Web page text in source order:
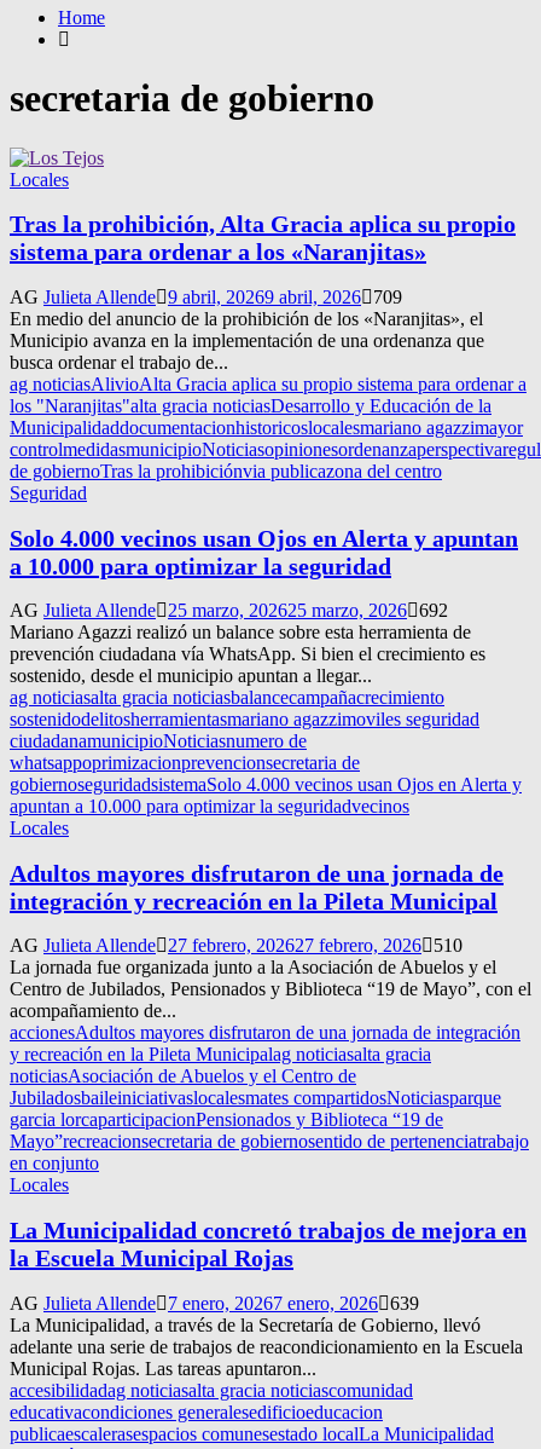
Home
secretaria de gobierno
Locales
Tras la prohibición, Alta Gracia aplica su propio
sistema para ordenar a los «Naranjitas»
AG Julieta Allende 9 abril, 20269 abril, 2026
709
En medio del anuncio de la prohibición de los «Naranjitas», el
Municipio avanza en la implementación de una ordenanza que
busca ordenar el trabajo de...
ag noticiasAlivioAlta Gracia aplica su propio sistema para ordenar a
los "Naranjitas"alta gracia noticiasDesarrollo y Educación de la
Municipalidaddocumentacionhistoricoslocalesmariano agazzimayor
controlmedidasmunicipioNoticiasopinionesordenanzaperspectiva
de gobiernoTras la prohibiciónvia publicazona del centro
Seguridad
Solo 4.000 vecinos usan Ojos en Alerta y apuntan
a 10.000 para optimizar la seguridad
AG Julieta Allende 25 marzo, 202625 marzo, 2026 692
Mariano Agazzi realizó un balance sobre esta herramienta de
prevención ciudadana vía WhatsApp. Si bien el crecimiento es
sostenido, desde el municipio apuntan a llegar...
ag noticiasalta gracia noticiasbalancecampañacrecimiento
sostenidodelitosherramientasmariano agazzimoviles seguridad
ciudadanamunicipioNoticiasnumero de
whatsappoprimizacionprevencionsecretaria de
gobiernoseguridadsistemaSolo 4.000 vecinos usan Ojos en Alerta y
apuntan a 10.000 para optimizar la seguridadvecinos
Locales
Adultos mayores disfrutaron de una jornada de
integración y recreación en la Pileta Municipal
AG Julieta Allende 27 febrero, 202627 febrero, 2026
510
La jornada fue organizada junto a la Asociación de Abuelos y el
Centro de Jubilados, Pensionados y Biblioteca “19 de Mayo”, con el
acompañamiento de...
accionesAdultos mayores disfrutaron de una jornada de integración
y recreación en la Pileta Municipalag noticiasalta gracia
noticiasAsociación de Abuelos y el Centro de
Jubiladosbaileiniciativaslocalesmates compartidosNoticiasparque
garcia lorcaparticipacionPensionados y Biblioteca “19 de
Mayo”recreacionsecretaria de gobiernosentido de pertenenciatrabajo
en conjunto
Locales
La Municipalidad concretó trabajos de mejora en
la Escuela Municipal Rojas
AG Julieta Allende 7 enero, 20267 enero, 2026 639
La Municipalidad, a través de la Secretaría de Gobierno, llevó
adelante una serie de trabajos de reacondicionamiento en la Escuela
Municipal Rojas. Las tareas apuntaron...
accesibilidadag noticiasalta gracia noticiascomunidad
educativacondiciones generalesedificioeducacion
publicaescalerasespacios comunesestado localLa Municipalidad